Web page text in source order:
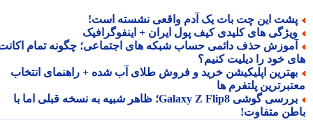
این چت بات یک آدم واقعی نشسته است!
های کلیدی کیف پول ایران + اینفوگرافیک
حذف دائمی حساب شبکه های اجتماعی؛ چگونه تمام اکانت
خود را دیلیت کنیم؟
اپلیکیشن خرید و فروش طلای آب شده + راهنمای انتخاب
پلتفرم ها
بررسی گوشی Galaxy Z Flip8؛ ظاهر شبیه به نسخه قبلی اما با
متفاوت!